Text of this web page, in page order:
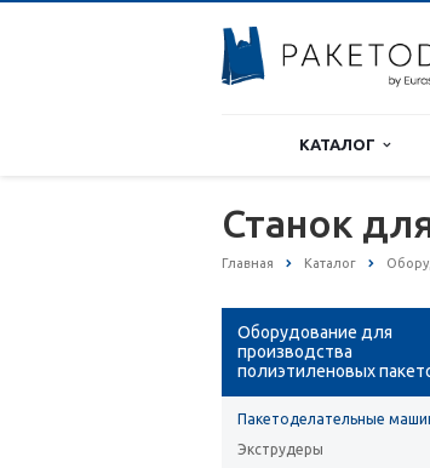
КАТАЛОГ
Станок
Главная Каталог
Оборудование для
производства
полиэтиленовых
Пакетоделательные
Экструдеры